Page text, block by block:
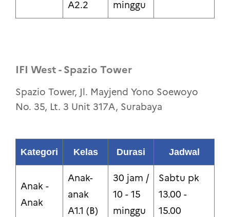
A2.2 minggu
IFI West - Spazio Tower
Spazio Tower, Jl. Mayjend Yono Soewoyo
No. 35, Lt. 3 Unit 317A, Surabaya
Kategori Kelas Durasi Jadwal
Anak -
Anak
Anak-
anak
A1.1 (B)
30 jam /
10 - 15
minggu
Sabtu pk
13.00 -
15.00